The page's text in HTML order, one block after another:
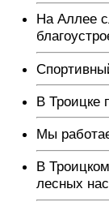
На Аллее
В Троицке
Мы
В
лесных